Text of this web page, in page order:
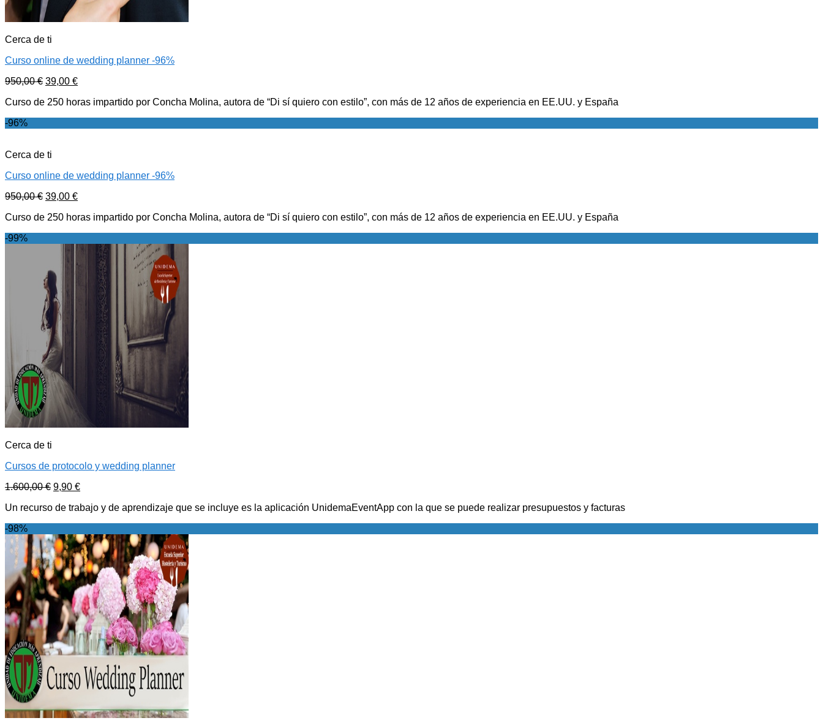
Cerca de ti
Curso online de wedding planner -96%
950,00€ 39,00 €
Curso de 250 horas impartido por Concha Molina, autora de “Di sí quiero con estilo”, con más de 12 años de experiencia en EE.UU. y España
-96%
Cerca de ti
Curso online de wedding planner -96%
950,00€ 39,00 €
Curso de 250 horas impartido por Concha Molina, autora de “Di sí quiero con estilo”, con más de 12 años de experiencia en EE.UU. y España
-99%
Cerca de ti
Cursos de protocolo y wedding planner
1.600,00€ 9,90 €
Un recurso de trabajo y de aprendizaje que se incluye es la aplicación UnidemaEventApp con la que se puede realizar presupuestos y facturas
-98%